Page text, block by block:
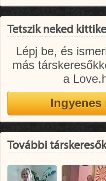
Tetszik neked
Lépj be, és
más
a
További